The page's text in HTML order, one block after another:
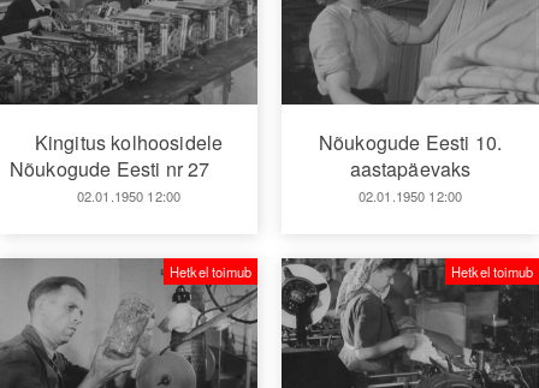
Kingitus kolhoosidele
Nõukogude Eesti nr 27
02.01.1950 12:00
Nõukogude Eesti 10.
aastapäevaks
02.01.1950 12:00
Hetkel toimub Hetkel toimub